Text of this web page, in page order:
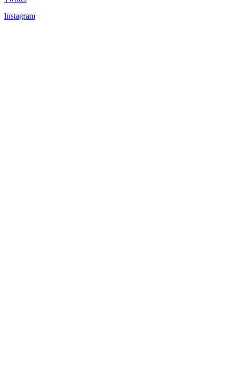
Instagram